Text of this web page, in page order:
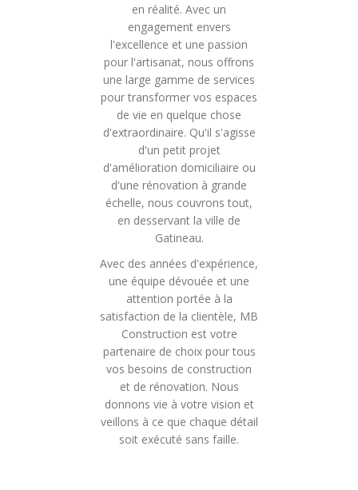
en réalité. Avec un
engagement envers
l'excellence et une passion
pour l'artisanat, nous offrons
une large gamme de services
pour transformer vos espaces
de vie en quelque chose
d'extraordinaire. Qu'il s'agisse
d'un petit projet
d'amélioration domiciliaire ou
d'une rénovation à grande
échelle, nous couvrons tout,
en desservant la ville de
Gatineau.
Avec des années d'expérience,
une équipe dévouée et une
attention portée à la
satisfaction de la clientèle, MB
Construction est votre
partenaire de choix pour tous
vos besoins de construction
et de rénovation. Nous
donnons vie à votre vision et
veillons à ce que chaque détail
soit exécuté sans faille.